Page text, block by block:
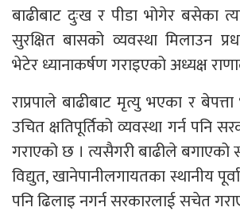
बाढीबाट दुःख र पीडा भोगेर बसेका
सुरक्षित बासको व्यवस्था मिलाउन
भेटेर ध्यानाकर्षण गराइएको अध्यक्ष
राप्रपाले बाढीबाट मृत्यु भएका र
उचित क्षतिपूर्तिको व्यवस्था गर्न पनि
गराएको छ । त्यसैगरी बाढीले
विद्युत, खानेपानीलगायतका स्थानीय
पनि ढिलाइ नगर्न सरकारलाई सचेत